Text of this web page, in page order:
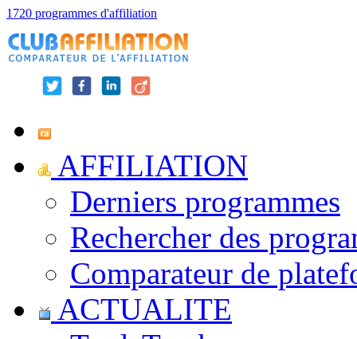
1720 programmes d'affiliation
AFFILIATION
Derniers programmes
Rechercher des
Comparateur de
ACTUALITE